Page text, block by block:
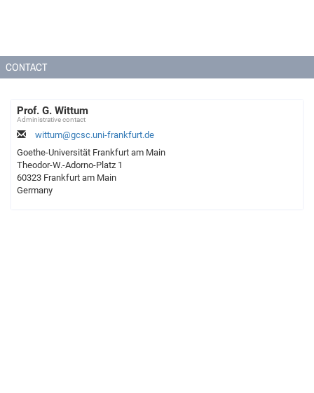
CONTACT
Prof. G. Wittum
Administrative contact
wittum@gcsc.uni-frankfurt.de
Goethe-Universität Frankfurt am Main
Theodor-W.-Adorno-Platz 1
60323 Frankfurt am Main
Germany